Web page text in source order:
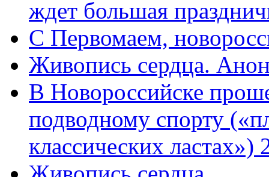
ждет большая
C Первомаем,
Живопись сердца.
В Новороссийске
подводному спорту
классических